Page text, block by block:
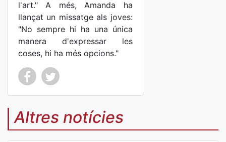
l'art." A més, Amanda ha
llançat un missatge als joves:
"No sempre hi ha una única
manera d'expressar les
coses, hi ha més opcions."
Co
mp
art
Co
mp
art
Altres notícies